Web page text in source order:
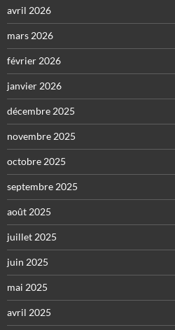
avril 2026
mars 2026
février 2026
janvier 2026
décembre 2025
novembre 2025
octobre 2025
septembre 2025
août 2025
juillet 2025
juin 2025
mai 2025
avril 2025